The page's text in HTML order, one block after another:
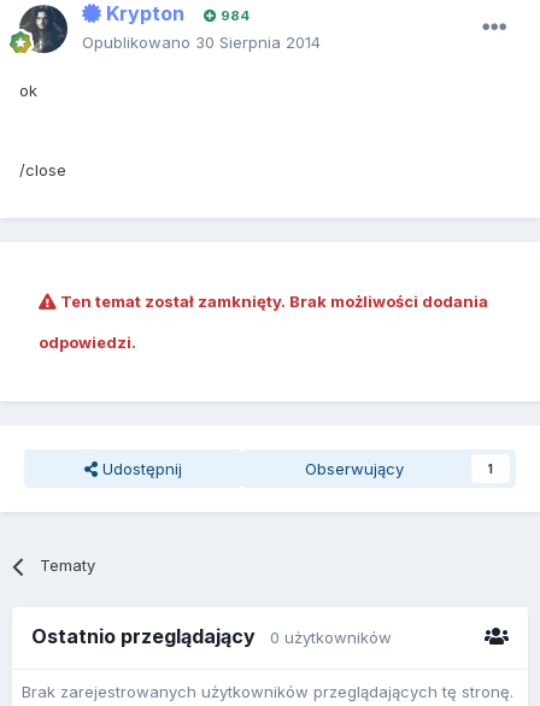
Krypton 984
Opublikowano 30 Sierpnia 2014
ok
/close
Ten temat został zamknięty. Brak możliwości dodania
odpowiedzi.
Udostępnij Obserwujący 1
Tematy
Ostatnio przeglądający 0 użytkowników
Brak zarejestrowanych użytkowników przeglądających tę stronę.